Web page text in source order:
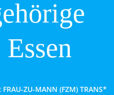
FRAU-ZU-MANN (FZM) TRANS*